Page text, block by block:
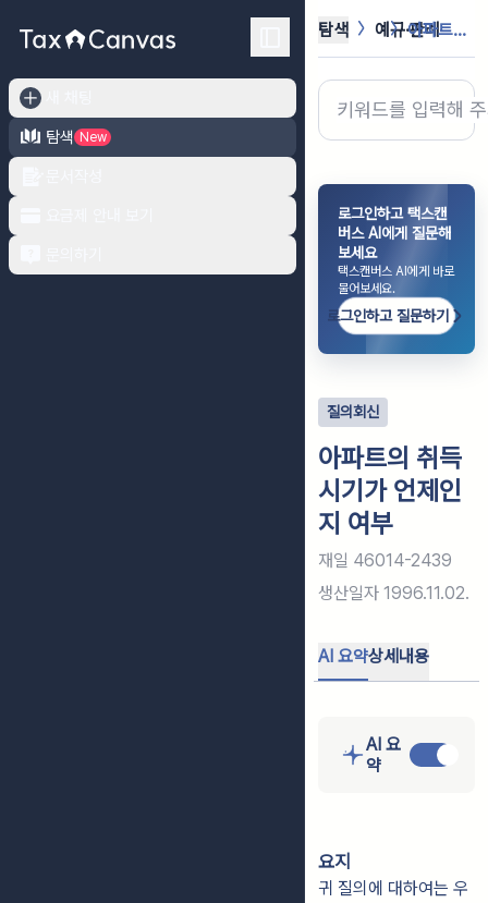
탐색
New
탐색 예규·판례 아파트의 취득시기가 언제인지 여부
로그인하고 택스캔
버스 AI에게 질문해
보세요
택스캔버스 AI에게 바로
물어보세요.
로그인하고 질문하기
질의회신
아파트의 취득
시기가 언제인
지 여부
재일 46014-2439
생산일자 1996.11.02.
AI 요약상세내용
AI 요
약
요지
귀 질의에 대하여는 우